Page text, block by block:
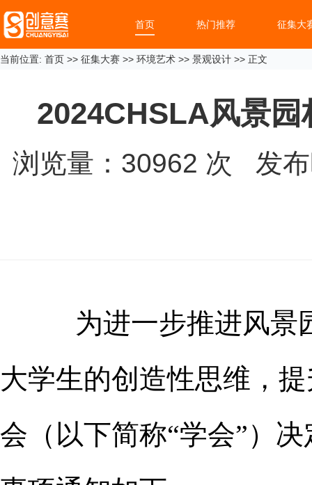
首页 热门推荐 征集大
当前位置: 首页 >> 征集大赛 >> 环境艺术 >> 景观设计 >> 正文
2024CHSLA风景
浏览量： 30962 次 发布
为进一步推进风景
大学生的创造性思维，
会（以下简称“学会”）